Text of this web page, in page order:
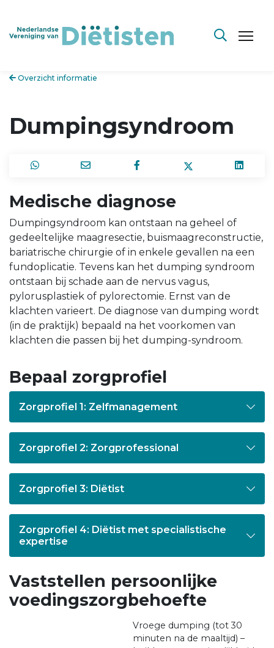
Overzicht informatie
Dumpingsyndroom
Medische diagnose
Dumpingsyndroom kan ontstaan na geheel of
gedeeltelijke maagresectie, buismaagreconstructie,
bariatrische chirurgie of in enkele gevallen na een
fundoplicatie. Tevens kan het dumping syndroom
ontstaan bij schade aan de nervus vagus,
pylorusplastiek of pylorectomie. Ernst van de
klachten varieert. De diagnose van dumping wordt
(in de praktijk) bepaald na het voorkomen van
klachten die passen bij het dumping-syndroom.
Bepaal zorgprofiel
Zorgprofiel 1: Zelfmanagement
Zorgprofiel 2: Zorgprofessional
Zorgprofiel 3: Diëtist
Zorgprofiel 4: Diëtist met specialistische
expertise
Vaststellen persoonlijke
voedingszorgbehoefte
Vroege dumping (tot 30
minuten na de maaltijd) –